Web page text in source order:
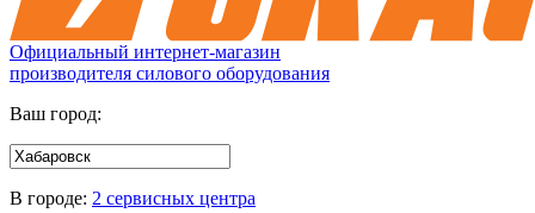
Официальный интернет-магазин
производителя силового оборудования
Ваш город:
В городе: 2 сервисных центра